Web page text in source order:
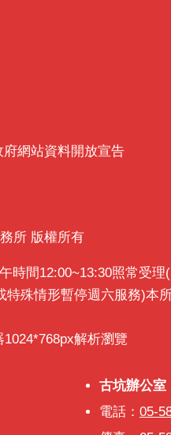
府網站資料開放宣告
所 版權所有
時間12:00~13:30照常受
特殊情形暫停週六服務)本
解析瀏覽
古坑辦公室
古坑辦公室
電話： 05-